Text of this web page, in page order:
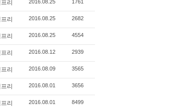
리 2016.08.25 1761
리 2016.08.25 2682
리 2016.08.25 4554
리 2016.08.12 2939
리 2016.08.09 3565
리 2016.08.01 3656
리 2016.08.01 8499